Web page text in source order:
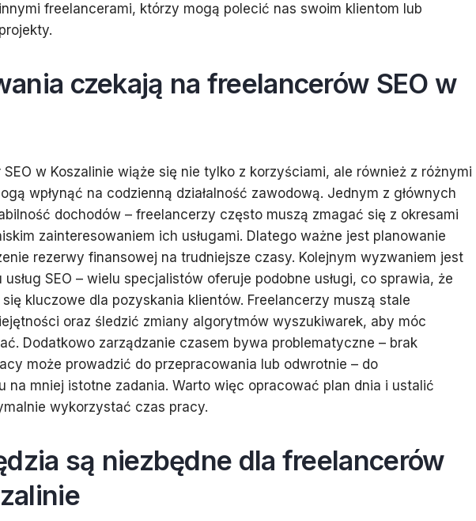
freelancerami, którzy mogą polecić nas swoim klientom lub
czekają na freelancerów SEO w
w Koszalinie wiąże się nie tylko z korzyściami, ale również z różnymi
wpłynąć na codzienną działalność zawodową. Jednym z głównych
dochodów – freelancerzy często muszą zmagać się z okresami
zainteresowaniem ich usługami. Dlatego ważne jest planowanie
rezerwy finansowej na trudniejsze czasy. Kolejnym wyzwaniem jest
SEO – wielu specjalistów oferuje podobne usługi, co sprawia, że
kluczowe dla pozyskania klientów. Freelancerzy muszą stale
oraz śledzić zmiany algorytmów wyszukiwarek, aby móc
Dodatkowo zarządzanie czasem bywa problematyczne – brak
może prowadzić do przepracowania lub odwrotnie – do
na mniej istotne zadania. Warto więc opracować plan dnia i ustalić
wykorzystać czas pracy.
są niezbędne dla freelancerów